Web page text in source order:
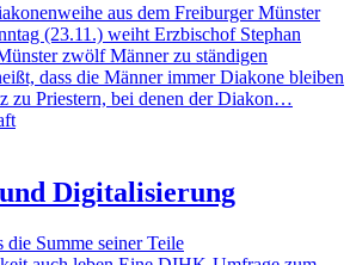
aus dem Freiburger Münster
(23.11.) weiht Erzbischof Stephan
zwölf Männer zu ständigen
dass die Männer immer Diakone bleiben
zu Priestern, bei denen der Diakon…
Digitalisierung
die Summe seiner Teile